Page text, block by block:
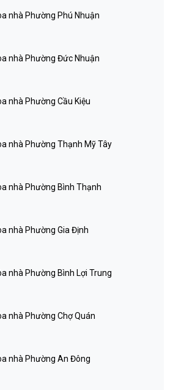
nhà Phường Phú Nhuận
nhà Phường Đức Nhuận
nhà Phường Cầu Kiệu
nhà Phường Thạnh Mỹ Tây
nhà Phường Bình Thạnh
nhà Phường Gia Định
nhà Phường Bình Lợi Trung
nhà Phường Chợ Quán
nhà Phường An Đông